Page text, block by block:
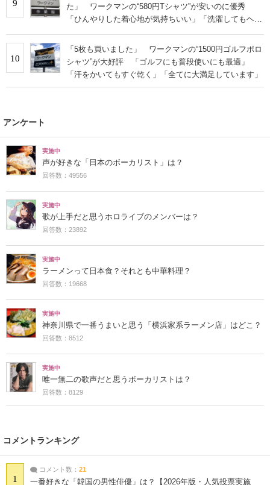
9
た」 ワークマンの“580円Tシャツ”が安いのに優秀
「ひんやりした着心地が気持ちいい」「洗濯してもヘタ
10
「5枚も買いました」 ワークマンの“1500円ゴルフポロ
シャツ”が大好評 「ゴルフにも普段使いにも最適」
「汗をかいてもすぐ乾く」「全てに大満足しています」
アンケート
実施中
声が好きな「日本のボーカリスト」は？
回答数：49556
実施中
歌が上手だと思うホロライブのメンバーは？
回答数：23892
実施中
ラーメンって日本食？それとも中華料理？
回答数：19668
実施中
神奈川県で一番うまいと思う「横浜家系ラーメン店」はどこ？
回答数：8512
実施中
唯一無二の歌声だと思うボーカリストは？
回答数：8129
コメントランキング
1
コメント数： 21
一番好きな「韓国の男性俳優」は？【2026年版・人気投票実施